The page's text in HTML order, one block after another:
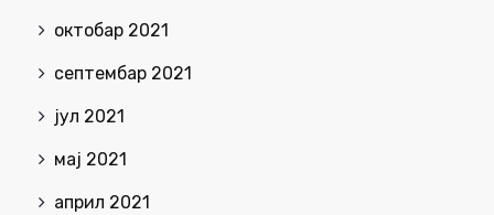
октобар 2021
септембар 2021
јул 2021
мај 2021
април 2021